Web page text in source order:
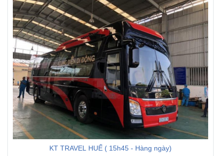
KT TRAVEL HUẾ ( 15h45 - Hàng ngày)